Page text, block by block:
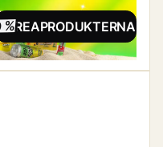
%REA
REAPRODUKTERNA